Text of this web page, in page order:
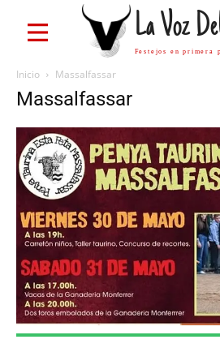
La Voz
Festejos en primera
Inicio Massalfassar
Massalfassar